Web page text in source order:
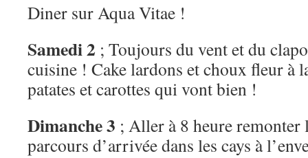
Diner sur Aqua Vitae !
Samedi 2 ; Toujours du vent et du
cuisine ! Cake lardons et choux fleur à
patates et carottes qui vont bien !
Dimanche 3 ; Aller à 8 heure remonter
parcours d’arrivée dans les cays à